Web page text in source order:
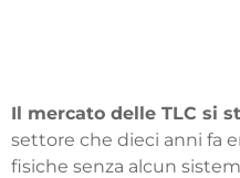
Il mercato delle TLC si
settore che dieci anni fa
fisiche senza alcun